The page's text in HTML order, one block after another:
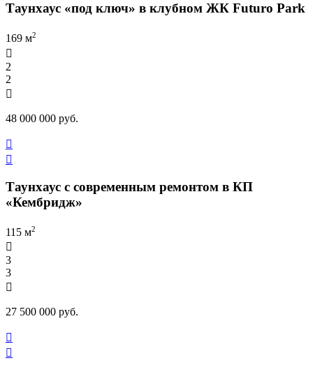
Таунхаус «под ключ» в клубном ЖК Futuro Park
169 м2

2
2

48 000 000 руб.


Таунхаус с современным ремонтом в КП
«Кембридж»
115 м2

3
3

27 500 000 руб.

